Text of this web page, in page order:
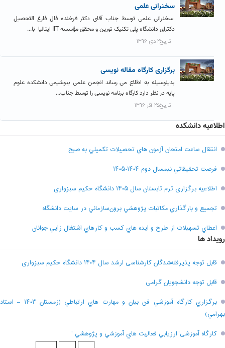
سخنرانی علمی
سخنرانی علمی توسط جناب آقای دکتر فرخنده فال فارغ التحصیل
دکترای دانشگاه پلی تکنیک تورین و محقق مؤسسه IIT ایتالیا با...
تاریخ۲ دی ۱۳۹۶
برگزاری کارگاه مقاله نویسی
بدینوسیله به اطلاع می رساند انجمن علمی بیوشیمی دانشکده علوم
پایه در نظر دارد کارگاه برنامه نویسی را توسط جناب...
تاریخ۲۵ آذر ۱۳۹۶
اطلاعیه دانشکده
انتقال ساعت امتحان آزمون هاي تحصيلات تکميلي به صبح
فرصت تحقيقاتي نیمسال دوم ۱۴۰۴-۱۴۰۵
اطلاعیه برگزاری ترم تابستان سال ۱۴۰۵ دانشگاه حکیم سبزواری
تجميع و بارگذاري مکاتبات پژوهشي برون‌سازماني در سايت دانشگاه
اعطاي تسهيلات از طرح و ايده هاي کسب و کارهاي اشتغال زايي جوانان
رویداد ها
قابل توجه پذیرفته‌شدگان کارشناسی ارشد سال ۱۴۰۴ دانشگاه حکیم سبزواری
قابل توجه دانشجویان گرامی
برگزاري کارگاه آموزشي فن بيان و مهارت هاي ارتباطي (زمستان ۱۴۰۳ – استاد
بهرامي)
کارگاه آموزشی”ارزيابي فعاليت هاي آموزشي و پژوهشي “